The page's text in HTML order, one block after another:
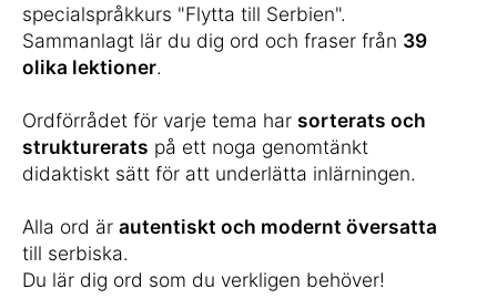
specialspråkkurs "Flytta till Serbien".
Sammanlagt lär du dig ord och fraser från 39
olika lektioner.
Ordförrådet för varje tema har sorterats och
strukturerats på ett noga genomtänkt
didaktiskt sätt för att underlätta inlärningen.
Alla ord är autentiskt och modernt översatta
till serbiska.
Du lär dig ord som du verkligen behöver!